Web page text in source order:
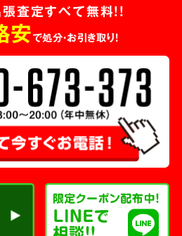
張査定すべて無料!!
安で処分・お引き取り！